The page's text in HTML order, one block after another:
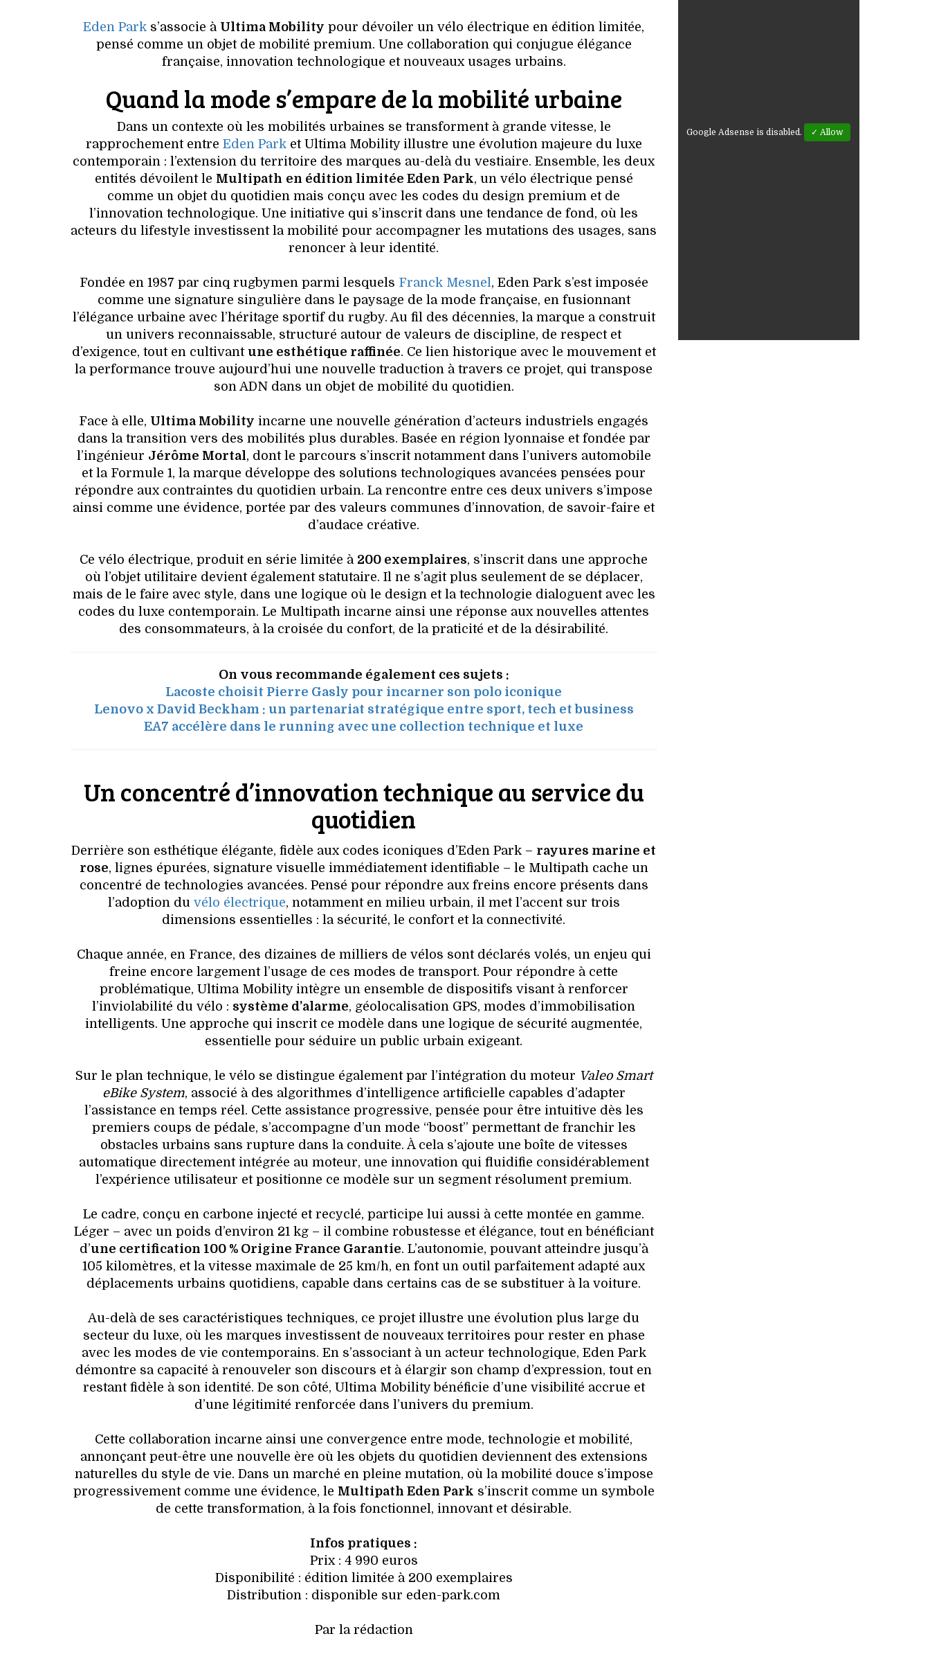
Eden Park s’associe à Ultima Mobility pour dévoiler un vélo électrique en édition limitée,
pensé comme un objet de mobilité premium. Une collaboration qui conjugue élégance
française, innovation technologique et nouveaux usages urbains.
Quand la mode s’empare de la mobilité urbaine
Dans un contexte où les mobilités urbaines se transforment à grande vitesse, le
rapprochement entre Eden Parket Ultima Mobility illustre une évolution majeure du luxe
contemporain : l’extension du territoire des marques au-delà du vestiaire. Ensemble, les deux
entités dévoilent le Multipath en édition limitée Eden Park, un vélo électrique pensé
comme un objet du quotidien mais conçu avec les codes du design premium et de
l’innovation technologique. Une initiative qui s’inscrit dans une tendance de fond, où les
acteurs du lifestyle investissent la mobilité pour accompagner les mutations des usages, sans
renoncer à leur identité.
Fondée en 1987 par cinq rugbymen parmi lesquels Franck Mesnel, Eden Park s’est imposée
comme une signature singulière dans le paysage de la mode française, en fusionnant
l’élégance urbaine avec l’héritage sportif du rugby. Au fil des décennies, la marque a construit
un univers reconnaissable, structuré autour de valeurs de discipline, de respect et
d’exigence, tout en cultivant une esthétique raffinée. Ce lien historique avec le mouvement et
la performance trouve aujourd’hui une nouvelle traduction à travers ce projet, qui transpose
son ADN dans un objet de mobilité du quotidien.
Face à elle, Ultima Mobility incarne une nouvelle génération d’acteurs industriels engagés
dans la transition vers des mobilités plus durables. Basée en région lyonnaise et fondée par
l’ingénieur Jérôme Mortal, dont le parcours s’inscrit notamment dans l’univers automobile
et la Formule 1, la marque développe des solutions technologiques avancées pensées pour
répondre aux contraintes du quotidien urbain. La rencontre entre ces deux univers s’impose
ainsi comme une évidence, portée par des valeurs communes d’innovation, de savoir-faire et
d’audace créative.
Ce vélo électrique, produit en série limitée à 200 exemplaires, s’inscrit dans une approche
où l’objet utilitaire devient également statutaire. Il ne s’agit plus seulement de se déplacer,
mais de le faire avec style, dans une logique où le design et la technologie dialoguent avec les
codes du luxe contemporain. Le Multipath incarne ainsi une réponse aux nouvelles attentes
des consommateurs, à la croisée du confort, de la praticité et de la désirabilité.
On vous recommande également ces sujets :
Lacoste choisit Pierre Gasly pour incarner son polo iconique
Lenovo x David Beckham : un partenariat stratégique entre sport, tech et business
EA7 accélère dans le running avec une collection technique et luxe
Un concentré d’innovation technique au service du
quotidien
Derrière son esthétique élégante, fidèle aux codes iconiques d’Eden Park – rayures marine et
rose, lignes épurées, signature visuelle immédiatement identifiable – le Multipath cache un
concentré de technologies avancées. Pensé pour répondre aux freins encore présents dans
l’adoption du vélo électrique, notamment en milieu urbain, il met l’accent sur trois
dimensions essentielles : la sécurité, le confort et la connectivité.
Chaque année, en France, des dizaines de milliers de vélos sont déclarés volés, un enjeu qui
freine encore largement l’usage de ces modes de transport. Pour répondre à cette
problématique, Ultima Mobility intègre un ensemble de dispositifs visant à renforcer
l’inviolabilité du vélo : système d’alarme, géolocalisation GPS, modes d’immobilisation
intelligents. Une approche qui inscrit ce modèle dans une logique de sécurité augmentée,
essentielle pour séduire un public urbain exigeant.
Sur le plan technique, le vélo se distingue également par l’intégration du moteur Valeo Smart
eBike System, associé à des algorithmes d’intelligence artificielle capables d’adapter
l’assistance en temps réel. Cette assistance progressive, pensée pour être intuitive dès les
premiers coups de pédale, s’accompagne d’un mode “boost” permettant de franchir les
obstacles urbains sans rupture dans la conduite. À cela s’ajoute une boîte de vitesses
automatique directement intégrée au moteur, une innovation qui fluidifie considérablement
l’expérience utilisateur et positionne ce modèle sur un segment résolument premium.
Le cadre, conçu en carbone injecté et recyclé, participe lui aussi à cette montée en gamme.
Léger – avec un poids d’environ 21 kg – il combine robustesse et élégance, tout en bénéficiant
d’une certification 100 % Origine France Garantie. L’autonomie, pouvant atteindre jusqu’à
105 kilomètres, et la vitesse maximale de 25 km/h, en font un outil parfaitement adapté aux
déplacements urbains quotidiens, capable dans certains cas de se substituer à la voiture.
Au-delà de ses caractéristiques techniques, ce projet illustre une évolution plus large du
secteur du luxe, où les marques investissent de nouveaux territoires pour rester en phase
avec les modes de vie contemporains. En s’associant à un acteur technologique, Eden Park
démontre sa capacité à renouveler son discours et à élargir son champ d’expression, tout en
restant fidèle à son identité. De son côté, Ultima Mobility bénéficie d’une visibilité accrue et
d’une légitimité renforcée dans l’univers du premium.
Cette collaboration incarne ainsi une convergence entre mode, technologie et mobilité,
annonçant peut-être une nouvelle ère où les objets du quotidien deviennent des extensions
naturelles du style de vie. Dans un marché en pleine mutation, où la mobilité douce s’impose
progressivement comme une évidence, le Multipath Eden Park s’inscrit comme un symbole
de cette transformation, à la fois fonctionnel, innovant et désirable.
Infos pratiques :
Prix : 4 990 euros
Disponibilité : édition limitée à 200 exemplaires
Distribution : disponible sur eden-park.com
Par la rédaction
Google Adsense is disabled. ✓ Allow